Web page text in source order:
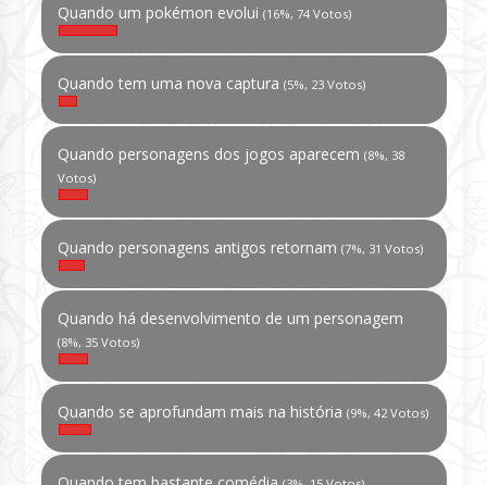
Quando um pokémon evolui (16%, 74 Votos)
Quando tem uma nova captura (5%, 23 Votos)
Quando personagens dos jogos aparecem (8%, 38
Votos)
Quando personagens antigos retornam (7%, 31 Votos)
Quando há desenvolvimento de um personagem
(8%, 35 Votos)
Quando se aprofundam mais na história (9%, 42 Votos)